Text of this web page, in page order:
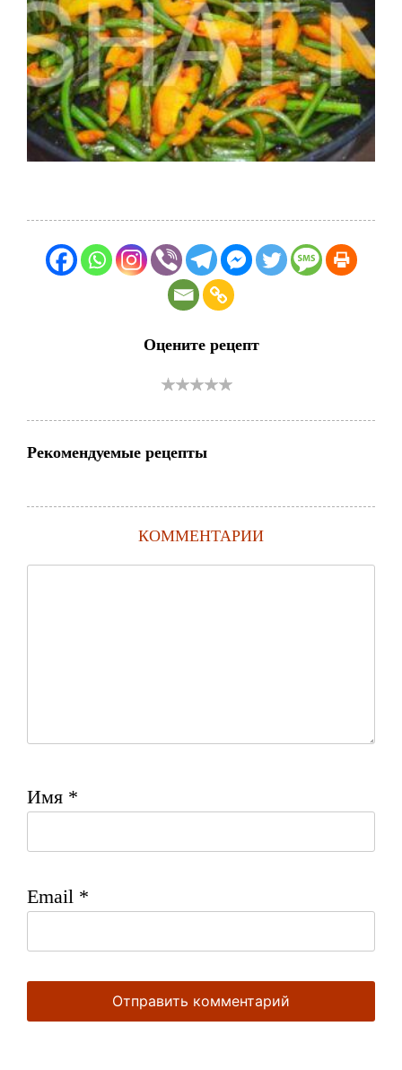
Оцените рецепт
Рекомендуемые рецепты
КОММЕНТАРИИ
Имя *
Email *